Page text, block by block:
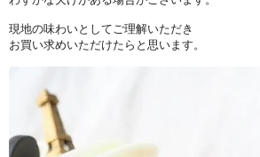
現地の味わいとしてご理解いただき
お買い求めいただけたらと思います。